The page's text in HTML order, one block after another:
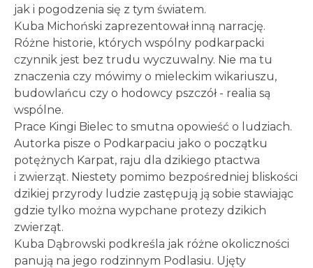
jak i pogodzenia się z tym światem.
Kuba Michoński zaprezentował inną narrację.
Różne historie, których wspólny podkarpacki
czynnik jest bez trudu wyczuwalny. Nie ma tu
znaczenia czy mówimy o mieleckim wikariuszu,
budowlańcu czy o hodowcy pszczół - realia są
wspólne.
Prace Kingi Bielec to smutna opowieść o ludziach.
Autorka pisze o Podkarpaciu jako o początku
potężnych Karpat, raju dla dzikiego ptactwa
i zwierząt. Niestety pomimo bezpośredniej bliskości
dzikiej przyrody ludzie zastępują ją sobie stawiając
gdzie tylko można wypchane protezy dzikich
zwierząt.
Kuba Dąbrowski podkreśla jak różne okoliczności
panują na jego rodzinnym Podlasiu. Ujęty